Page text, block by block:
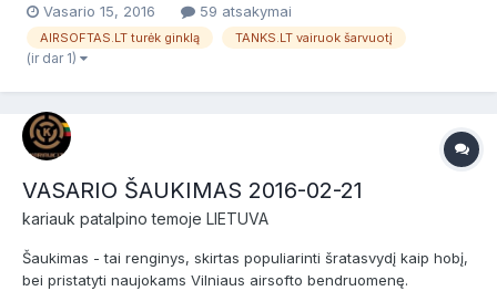
komandoms ir LSK kariams, kurie dalyvavo bent trijuose
Šaukimuose su mokymais. Šiame renginyje naudojamos tik Mid-
Cap...
Vasario 15, 2016 59 atsakymai
AIRSOFTAS.LT turėk ginklą TANKS.LT vairuok šarvuotį
(ir dar 1)
VASARIO ŠAUKIMAS 2016-02-21
kariauk patalpino temoje LIETUVA
Šaukimas - tai renginys, skirtas populiarinti šratasvydį kaip hobį,
bei pristatyti naujokams Vilniaus airsofto bendruomenę.